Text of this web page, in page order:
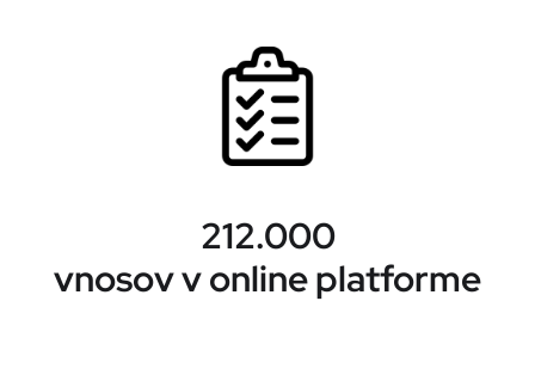
212.000
vnosov v online platforme